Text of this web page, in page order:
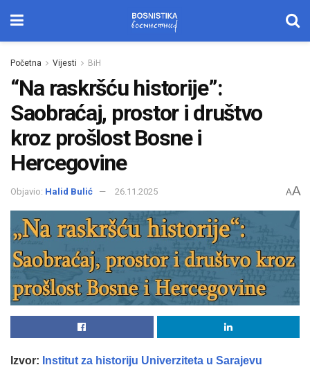
Početna Vijesti BiH
“Na raskršću historije”:
Saobraćaj, prostor i društvo
kroz prošlost Bosne i
Hercegovine
Objavio: Halid Bulić 26.11.2025 AA
Izvor: Institut za historiju Univerziteta u Sarajevu